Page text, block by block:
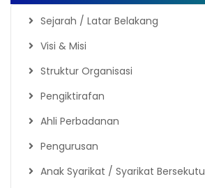
Sejarah / Latar Belakang
Visi & Misi
Struktur Organisasi
Pengiktirafan
Ahli Perbadanan
Pengurusan
Anak Syarikat / Syarikat Bersekutu